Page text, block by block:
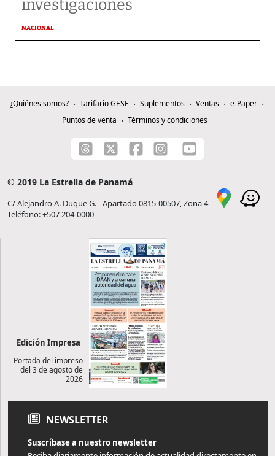
investigaciones
NACIONAL
¿Quiénes somos? Tarifario GESE Suplementos Ventas
e-Paper
Puntos de venta
Términos y condiciones
© 2019 La Estrella de Panamá
C/ Alejandro A. Duque G. - Apartado 0815-00507, Zona 4
Teléfono: +507 204-0000
Edición Impresa
Portada del impreso
del 3 de agosto de
2026
NEWSLETTER
Suscríbase a nuestro newsletter